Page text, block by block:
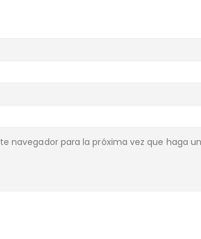
navegador para la próxima vez que haga